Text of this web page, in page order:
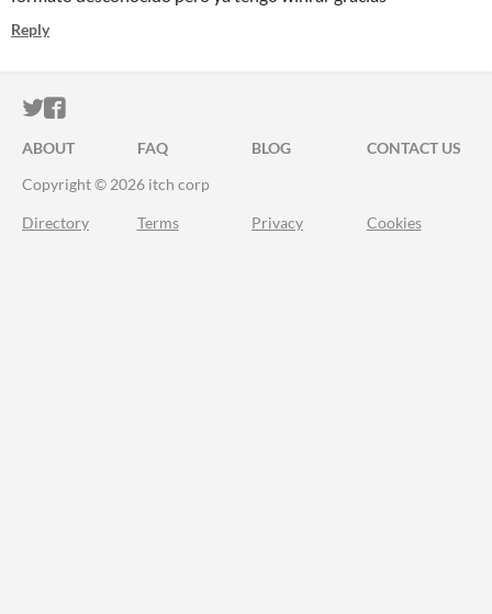
Reply
ITCH.IO ON TWITTER
ITCH.IO ON FACEBOOK
ABOUT FAQ BLOG
CONTACT US
Copyright © 2026 itch corp
Directory Terms Privacy Cookies